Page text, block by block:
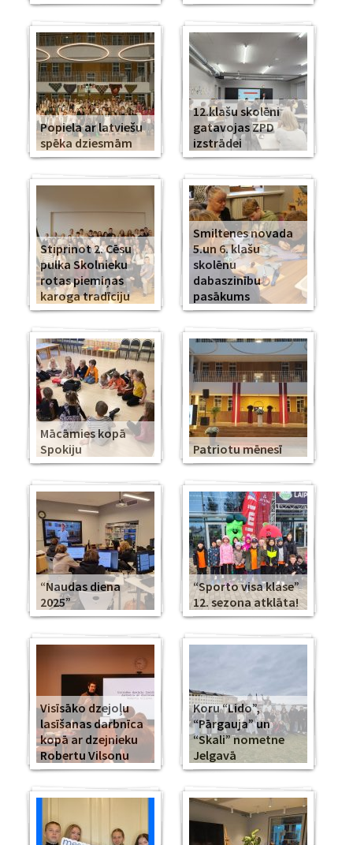
Popiela ar latviešu
spēka dziesmām
12.klašu skolēni
gatavojas ZPD
izstrādei
Stiprinot 2. Cēsu
pulka Skolnieku
rotas piemiņas
karoga tradīciju
Smiltenes novada
5.un 6. klašu
skolēnu
dabaszinību
pasākums
Mācāmies kopā
Spokiju
Patriotu mēnesī
“Naudas diena
2025”
“Sporto visa klase”
12. sezona atklāta!
Visīsāko dzejoļu
lasīšanas darbnīca
kopā ar dzejnieku
Robertu Vilsonu
Koru “Lido”,
“Pārgauja” un
“Skali” nometne
Jelgavā